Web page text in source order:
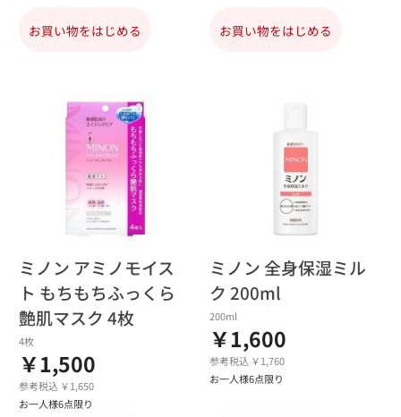
お買い物をはじめる お買い物をはじめる
ミノン アミノモイス
ト もちもちふっくら
艶肌マスク 4枚
4枚
￥1,500
参考税込 ￥1,650
お一人様6点限り
ミノン 全身保湿ミル
ク 200ml
200ml
￥1,600
参考税込 ￥1,760
お一人様6点限り